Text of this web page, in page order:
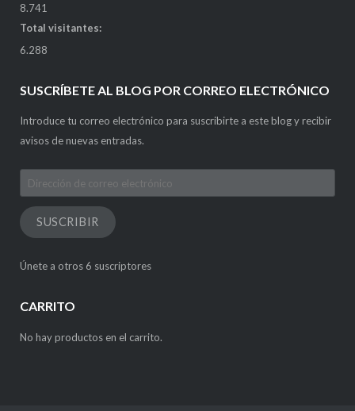
8.741
Total visitantes:
6.288
SUSCRÍBETE AL BLOG POR CORREO ELECTRÓNICO
Introduce tu correo electrónico para suscribirte a este blog y recibir
avisos de nuevas entradas.
Dirección
de
correo
electrónico
SUSCRIBIR
Únete a otros 6 suscriptores
CARRITO
No hay productos en el carrito.